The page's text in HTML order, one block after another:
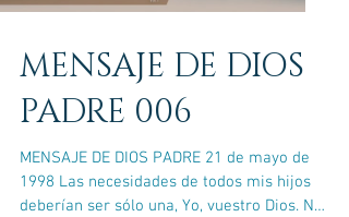
MENSAJE DE DIOS
PADRE 006
MENSAJE DE DIOS PADRE 21 de mayo de
1998 Las necesidades de todos mis hijos
deberían ser sólo una, Yo, vuestro Dios. No